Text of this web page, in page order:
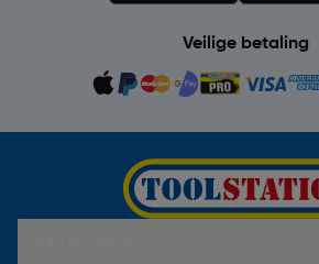
Veilige betaling